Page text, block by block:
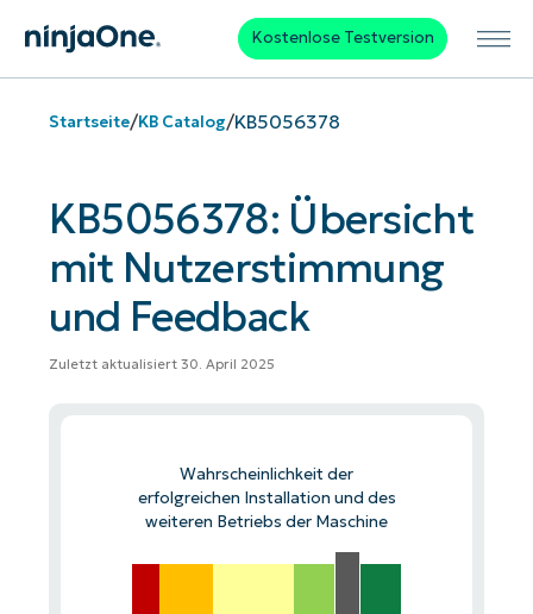
Kostenlose Testversion
Startseite/KB Catalog/KB5056378
KB5056378: Übersicht
mit Nutzerstimmung
und Feedback
Zuletzt aktualisiert 30. April 2025
Wahrscheinlichkeit der
erfolgreichen Installation und des
weiteren Betriebs der Maschine